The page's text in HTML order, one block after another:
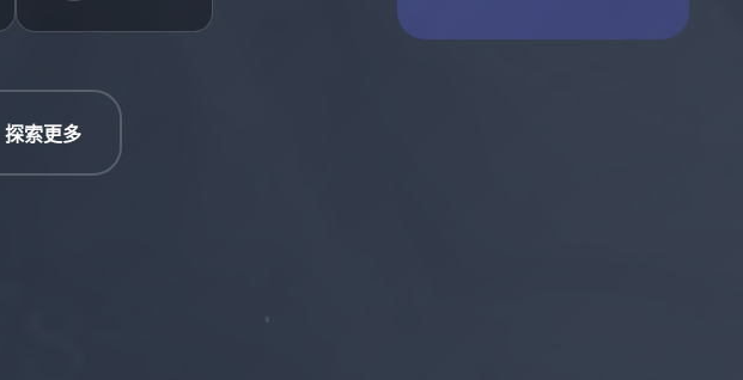
探索更多